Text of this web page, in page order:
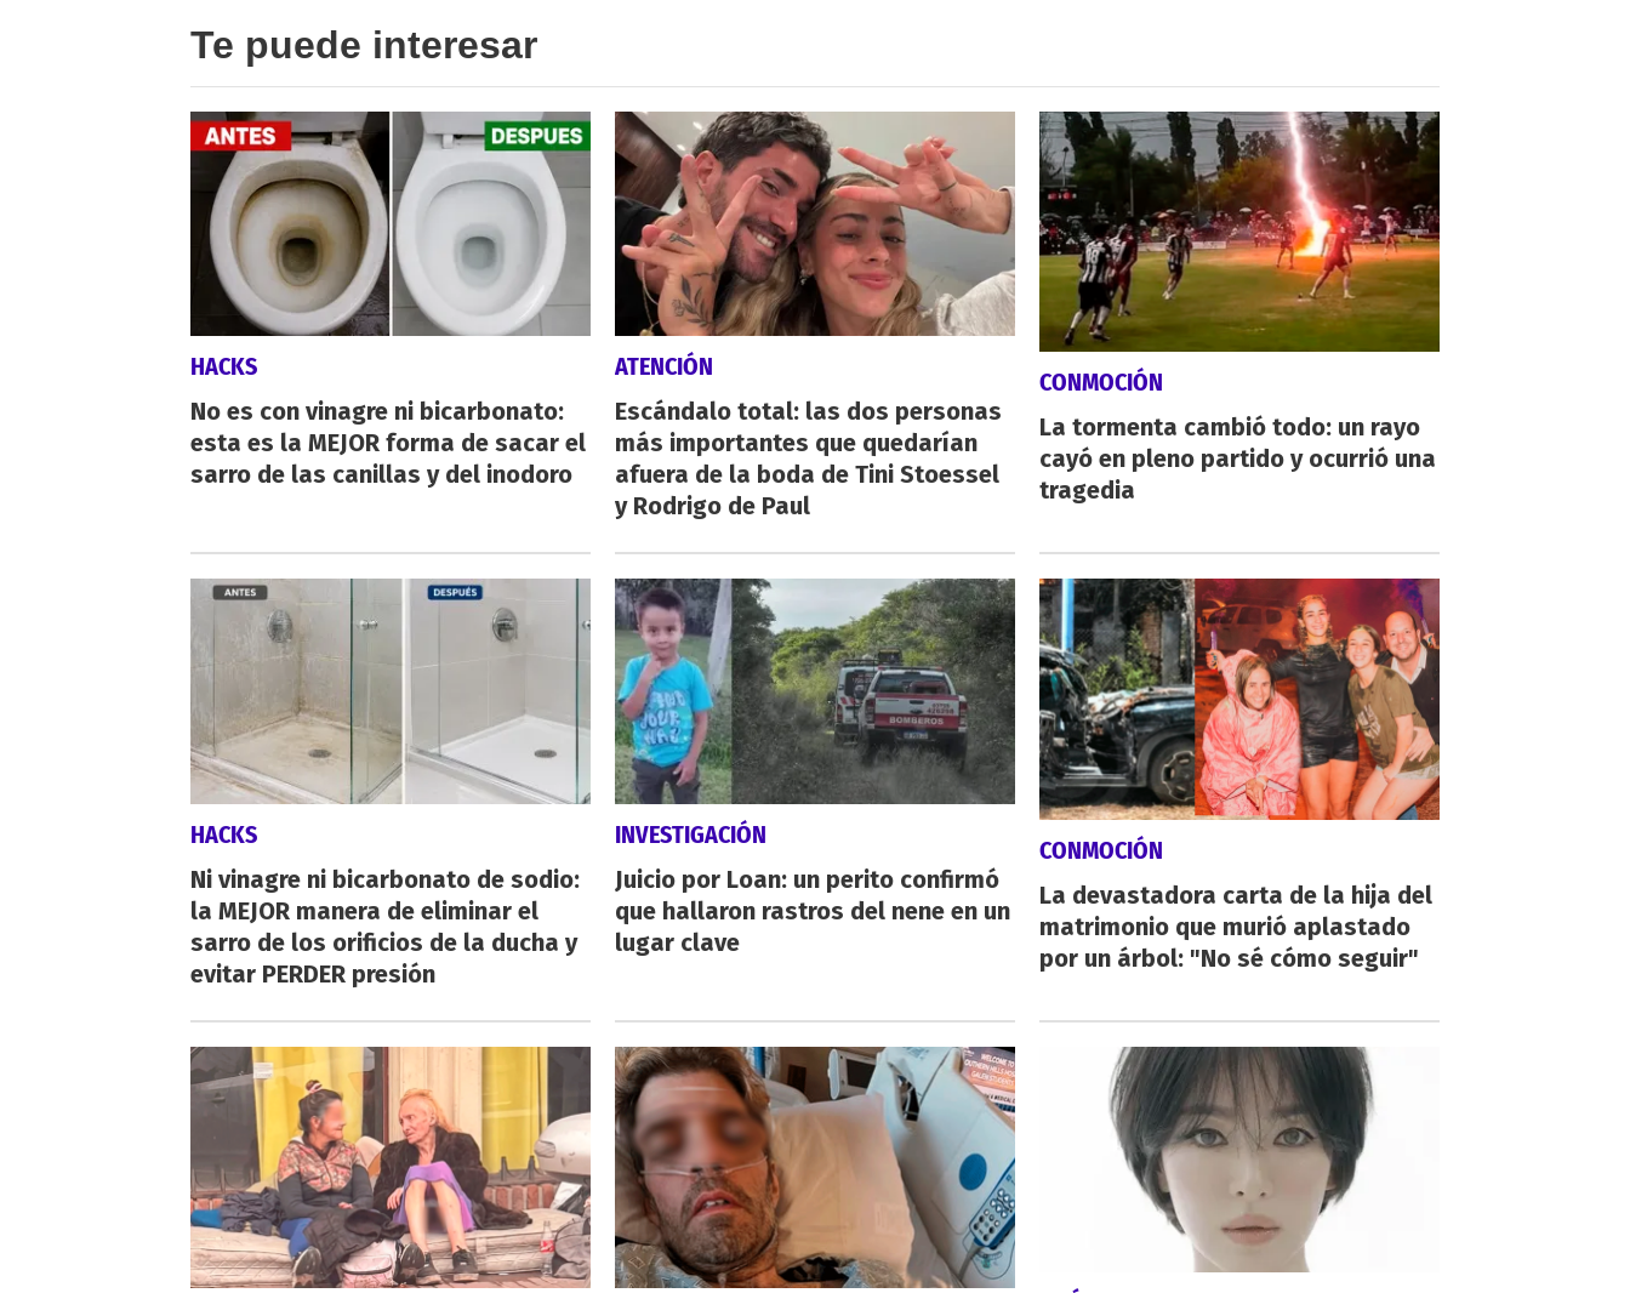
Te puede interesar
HACKS
No es con vinagre ni bicarbonato:
esta es la MEJOR forma de sacar el
sarro de las canillas y del inodoro
ATENCIÓN
Escándalo total: las dos personas
más importantes que quedarían
afuera de la boda de Tini Stoessel
y Rodrigo de Paul
CONMOCIÓN
La tormenta cambió todo: un rayo
cayó en pleno partido y ocurrió una
tragedia
HACKS
Ni vinagre ni bicarbonato de sodio:
la MEJOR manera de eliminar el
sarro de los orificios de la ducha y
evitar PERDER presión
INVESTIGACIÓN
Juicio por Loan: un perito confirmó
que hallaron rastros del nene en un
lugar clave
CONMOCIÓN
La devastadora carta de la hija del
matrimonio que murió aplastado
por un árbol: "No sé cómo seguir"